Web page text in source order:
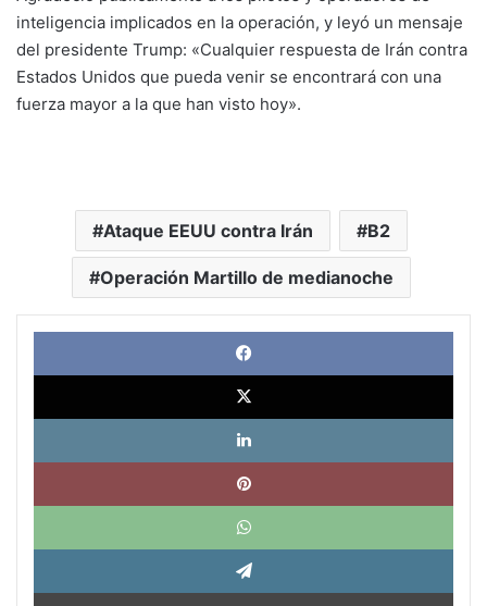
inteligencia implicados en la operación, y leyó un mensaje
del presidente Trump: «Cualquier respuesta de Irán contra
Estados Unidos que pueda venir se encontrará con una
fuerza mayor a la que han visto hoy».
Ataque EEUU contra Irán B2
Operación Martillo de medianoche
X